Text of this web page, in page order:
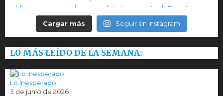
Cargar más Seguir en Instagram
LO MÁS LEÍDO DE LA SEMANA:
Lo inesperado
3 de junio de 2026